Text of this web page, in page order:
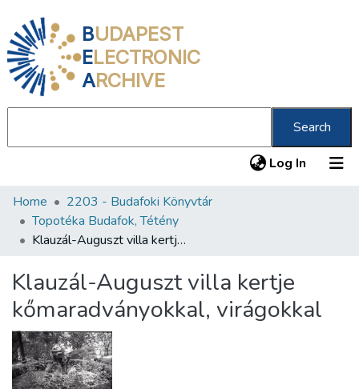
BUDAPEST
ELECTRONIC
ARCHIVE
Search
Log In (current)
Communities & Collections
All of DSpace
About us
Home
2203 - Budafoki Könyvtár
Topotéka Budafok, Tétény
Klauzál-Auguszt villa kertje kőmaradványokkal, virágokkal
Klauzál-Auguszt villa kertje
kőmaradványokkal, virágokkal